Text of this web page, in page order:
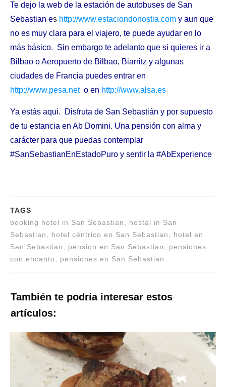
Te dejo la web de la estación de autobuses de San
Sebastian es http://www.estaciondonostia.com y aun que
no es muy clara para el viajero, te puede ayudar en lo
más básico. Sin embargo te adelanto que si quieres ir a
Bilbao o Aeropuerto de Bilbao, Biarritz y algunas
ciudades de Francia puedes entrar en
http://www.pesa.net o en http://www.alsa.es
Ya estás aqui. Disfruta de San Sebastián y por supuesto
de tu estancia en Ab Domini. Una pensión con alma y
carácter para que puedas contemplar
#SanSebastianEnEstadoPuro y sentir la #AbExperience
TAGS
booking hotel in San Sebastian, hostal in San
Sebastian, hotel céntrico en San Sebastian, hotel en
San Sebastian, pension en San Sebastian, pensiones
con encanto, pensiones en San Sebastian
También te podría interesar estos
artículos: